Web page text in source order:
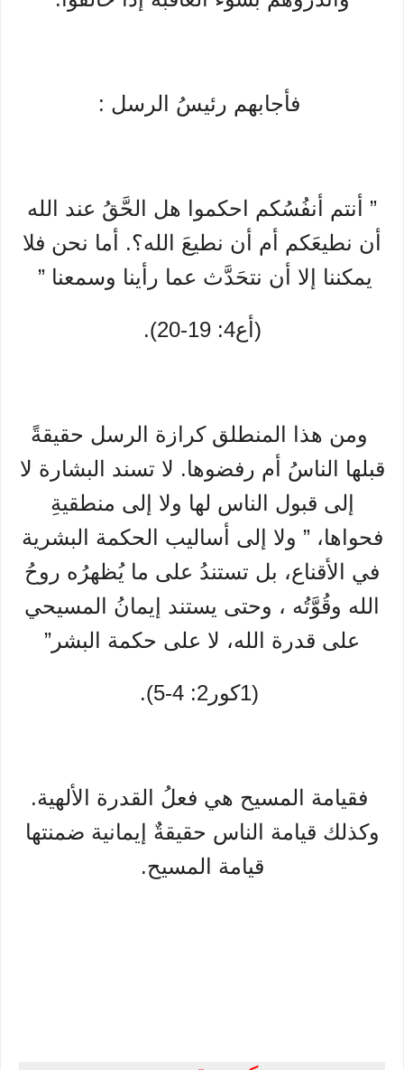
فأجابهم رئيسُ الرسل :
” أنتم أنفُسُكم احكموا هل الحَّقُ عند الله
أن نطيعَكم أم أن نطيعَ الله؟. أما نحن فلا
يمكننا إلا أن نتحَدَّث عما رأينا وسمعنا ”
(أع4: 19-20).
ومن هذا المنطلق كرازة الرسل حقيقةً
قبلها الناسُ أم رفضوها. لا تسند البشارة لا
إلى قبول الناس لها ولا إلى منطقيةِ
فحواها، ” ولا إلى أساليب الحكمة البشرية
في الأقناع، بل تستندُ على ما يُظهرُه روحُ
الله وقُوَّتُه ، وحتى يستند إيمانُ المسيحي
على قدرة الله، لا على حكمة البشر”
(1كور2: 4-5).
فقيامة المسيح هي فعلُ القدرة الألهية.
وكذلك قيامة الناس حقيقةٌ إيمانية ضمنتها
قيامة المسيح.